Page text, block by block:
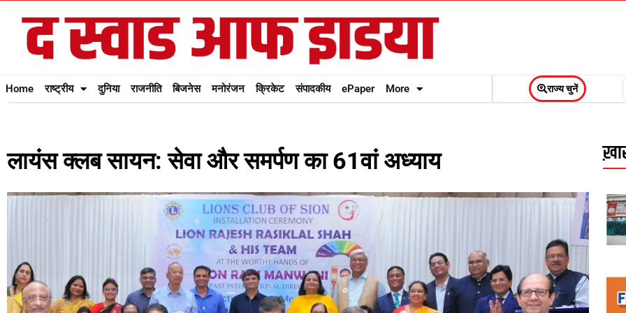
Home राष्ट्रीय दुनिया राजनीति बिजनेस मनोरंजन क्रिकेट संपादकीय ePaper More राज्य चुनें
लायंस क्लब सायन: सेवा और समर्पण का 61वां अध्याय